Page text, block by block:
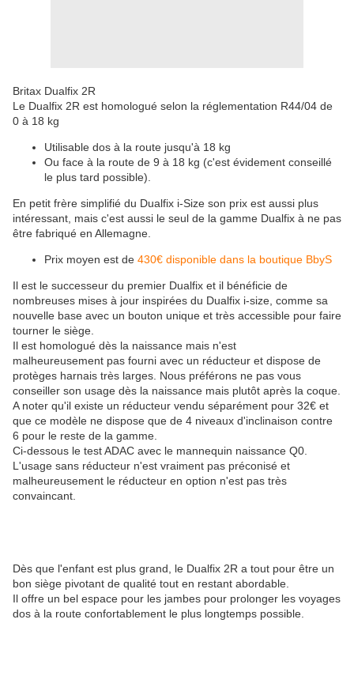
Britax Dualfix 2R
Le Dualfix 2R est homologué selon la réglementation R44/04 de
0 à 18 kg
Utilisable dos à la route jusqu'à 18 kg
Ou face à la route de 9 à 18 kg (c'est évidement conseillé
le plus tard possible).
En petit frère simplifié du Dualfix i-Size son prix est aussi plus
intéressant, mais c'est aussi le seul de la gamme Dualfix à ne pas
être fabriqué en Allemagne.
Prix moyen est de 430€ disponible dans la boutique BbyS
Il est le successeur du premier Dualfix et il bénéficie de
nombreuses mises à jour inspirées du Dualfix i-size, comme sa
nouvelle base avec un bouton unique et très accessible pour faire
tourner le siège.
Il est homologué dès la naissance mais n'est
malheureusement pas fourni avec un réducteur et dispose de
protèges harnais très larges. Nous préférons ne pas vous
conseiller son usage dès la naissance mais plutôt après la coque.
A noter qu'il existe un réducteur vendu séparément pour 32€ et
que ce modèle ne dispose que de 4 niveaux d'inclinaison contre
6 pour le reste de la gamme.
Ci-dessous le test ADAC avec le mannequin naissance Q0.
L'usage sans réducteur n'est vraiment pas préconisé et
malheureusement le réducteur en option n'est pas très
convaincant.
Dès que l'enfant est plus grand, le Dualfix 2R a tout pour être un
bon siège pivotant de qualité tout en restant abordable.
Il offre un bel espace pour les jambes pour prolonger les voyages
dos à la route confortablement le plus longtemps possible.